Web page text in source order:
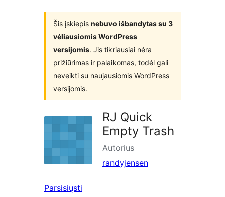
Šis įskiepis nebuvo išbandytas su 3
vėliausiomis WordPress
versijomis. Jis tikriausiai nėra
prižiūrimas ir palaikomas, todėl gali
neveikti su naujausiomis WordPress
versijomis.
RJ Quick
Empty Trash
Autorius
randyjensen
Parsisiųsti